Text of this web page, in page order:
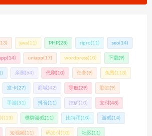
java(11) PHP(28) ripro(11) seo(14)
(14) uniapp(17) wordpress(10) 下载(9)
亲测 (64) 代刷 (10) 任务(9) 免费(118)
发卡(27) 商城(42) 导航(29) 彩虹(9)
手游(51) 抖音(11) 挖矿(10) 支付(48)
(13) 棋牌游戏(11) 比特币(10) 游戏(14)
短视频(11) 码支付(10) 社区(11)